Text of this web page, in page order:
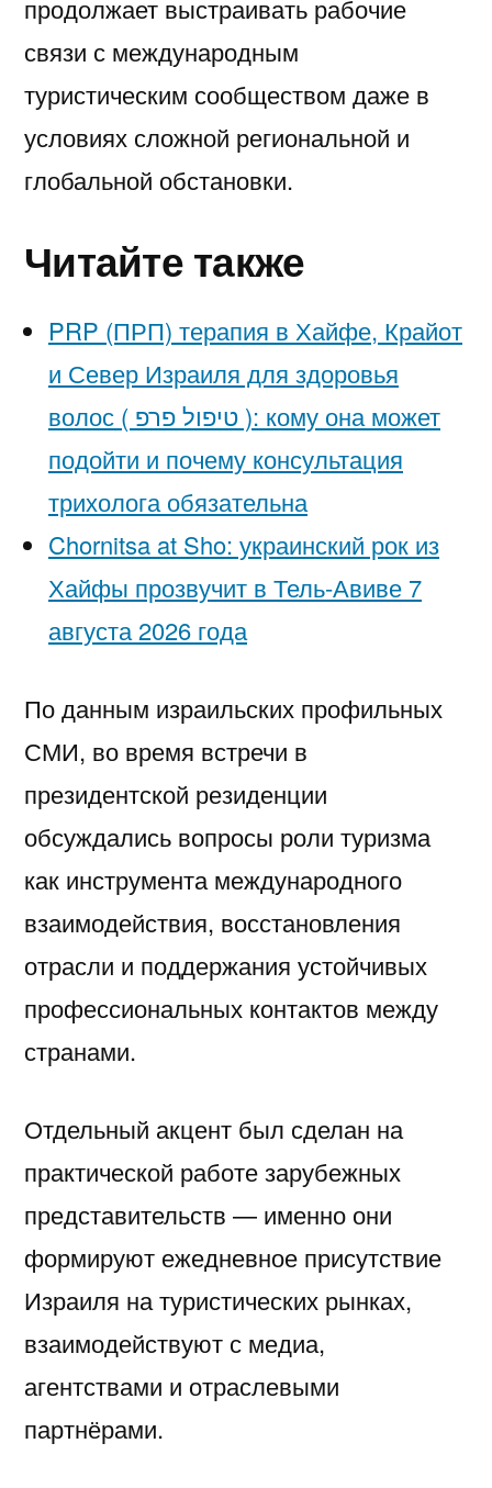
продолжает выстраивать рабочие
связи с международным
туристическим сообществом даже в
условиях сложной региональной и
глобальной обстановки.
Читайте также
PRP (ПРП) терапия в Хайфе, Крайот
и Север Израиля для здоровья
волос ( טיפול פרפ ): кому она может
подойти и почему консультация
трихолога обязательна
Chornitsa at Sho: украинский рок из
Хайфы прозвучит в Тель-Авиве 7
августа 2026 года
По данным израильских профильных
СМИ, во время встречи в
президентской резиденции
обсуждались вопросы роли туризма
как инструмента международного
взаимодействия, восстановления
отрасли и поддержания устойчивых
профессиональных контактов между
странами.
Отдельный акцент был сделан на
практической работе зарубежных
представительств — именно они
формируют ежедневное присутствие
Израиля на туристических рынках,
взаимодействуют с медиа,
агентствами и отраслевыми
партнёрами.